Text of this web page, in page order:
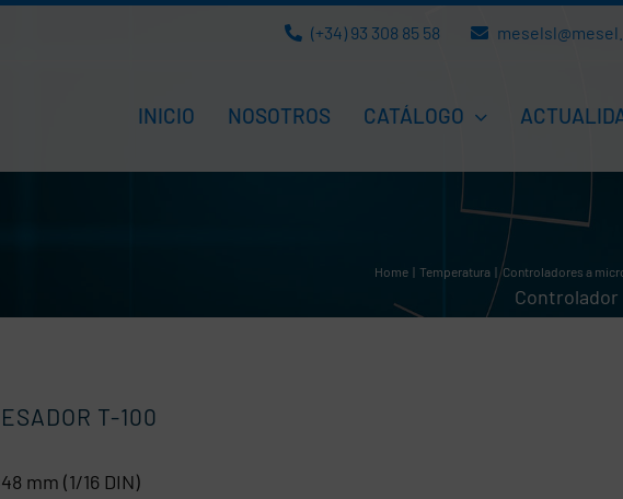
(+34) 93 308 85 58
INICIO NOSOTROS CATÁLOGO
Home Temperatura Controladores a
Controlador
T-100
mm (1/16 DIN)